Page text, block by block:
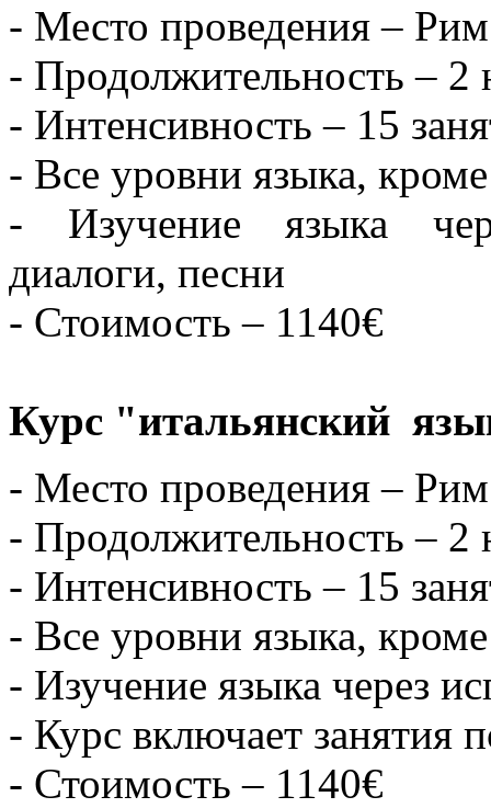
- Место проведения – Рим
- Продолжительность – 2
- Интенсивность – 15
- Все уровни языка,
- Изучение языка
диалоги, песни
- Стоимость – 1140€
Курс "итальянский
- Место проведения – Рим
- Продолжительность – 2
- Интенсивность – 15
- Все уровни языка,
- Изучение языка через
- Курс включает занятия
- Стоимость – 1140€